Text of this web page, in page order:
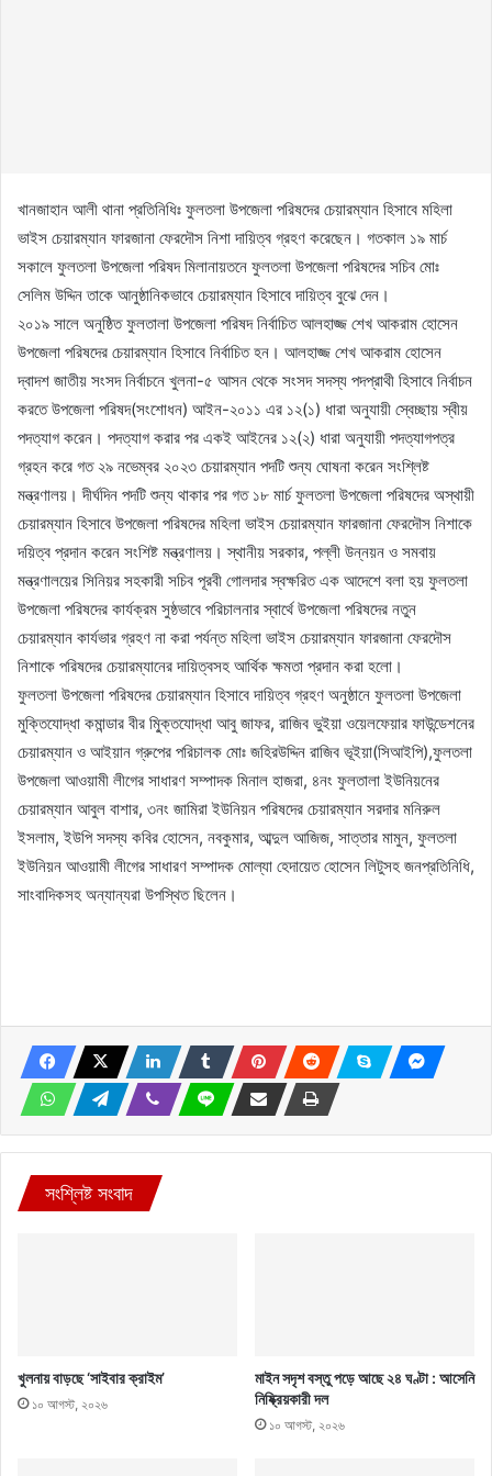
খানজাহান আলী থানা প্রতিনিধিঃ ফুলতলা উপজেলা পরিষদের চেয়ারম্যান হিসাবে মহিলা
ভাইস চেয়ারম্যান ফারজানা ফেরদৌস নিশা দায়িত্ব গ্রহণ করেছেন। গতকাল ১৯ মার্চ
সকালে ফুলতলা উপজেলা পরিষদ মিলানায়তনে ফুলতলা উপজেলা পরিষদের সচিব মোঃ
সেলিম উদ্দিন তাকে আনুষ্ঠানিকভাবে চেয়ারম্যান হিসাবে দায়িত্ব বুঝে দেন।
২০১৯ সালে অনুষ্ঠিত ফুলতালা উপজেলা পরিষদ নির্বাচিত আলহাজ্জ শেখ আকরাম হোসেন
উপজেলা পরিষদের চেয়ারম্যান হিসাবে নির্বাচিত হন। আলহাজ্জ শেখ আকরাম হোসেন
দ্বাদশ জাতীয় সংসদ নির্বাচনে খুলনা-৫ আসন থেকে সংসদ সদস্য পদপ্রাথী হিসাবে নির্বাচন
করতে উপজেলা পরিষদ(সংশোধন) আইন-২০১১ এর ১২(১) ধারা অনুযায়ী স্বেচ্ছায় স্বীয়
পদত্যাগ করেন। পদত্যাগ করার পর একই আইনের ১২(২) ধারা অনুযায়ী পদত্যাগপত্র
গ্রহন করে গত ২৯ নভেম্বর ২০২৩ চেয়ারম্যান পদটি শুন্য ঘোষনা করেন সংশ্লিষ্ট
মন্ত্রণালয়। দীর্ঘদিন পদটি শুন্য থাকার পর গত ১৮ মার্চ ফুলতলা উপজেলা পরিষদের অস্থায়ী
চেয়ারম্যান হিসাবে উপজেলা পরিষদের মহিলা ভাইস চেয়ারম্যান ফারজানা ফেরদৌস নিশাকে
দয়িত্ব প্রদান করেন সংশিষ্ট মন্ত্রণালয়। স্থানীয় সরকার, পল্লী উন্নয়ন ও সমবায়
মন্ত্রণালয়ের সিনিয়র সহকারী সচিব পূরবী গোলদার স্বক্ষরিত এক আদেশে বলা হয় ফুলতলা
উপজেলা পরিষদের কার্যক্রম সুষ্ঠভাবে পরিচালনার স্বার্থে উপজেলা পরিষদের নতুন
চেয়ারম্যান কার্যভার গ্রহণ না করা পর্যন্ত মহিলা ভাইস চেয়ারম্যান ফারজানা ফেরদৌস
নিশাকে পরিষদের চেয়ারম্যানের দায়িত্বসহ আর্থিক ক্ষমতা প্রদান করা হলো।
ফুলতলা উপজেলা পরিষদের চেয়ারম্যান হিসাবে দায়িত্ব গ্রহণ অনুষ্ঠানে ফুলতলা উপজেলা
মুক্তিযোদ্ধা কমান্ডার বীর মু্িক্তযোদ্ধা আবু জাফর, রাজিব ভুইয়া ওয়েলফেয়ার ফাউন্ডেশনের
চেয়ারম্যান ও আইয়ান গ্রুপের পরিচালক মোঃ জহিরউদ্দিন রাজিব ভূইয়া(সিআইপি),ফুলতলা
উপজেলা আওয়ামী লীগের সাধারণ সম্পাদক মিনাল হাজরা, ৪নং ফুলতালা ইউনিয়নের
চেয়ারম্যান আবুল বাশার, ৩নং জামিরা ইউনিয়ন পরিষদের চেয়ারম্যান সরদার মনিরুল
ইসলাম, ইউপি সদস্য কবির হোসেন, নবকুমার, আব্দুল আজিজ, সাত্তার মামুন, ফুলতলা
ইউনিয়ন আওয়ামী লীগের সাধারণ সম্পাদক মোল্যা হেদায়েত হোসেন লিটুসহ জনপ্রতিনিধি,
সাংবাদিকসহ অন্যান্যরা উপস্থিত ছিলেন।
সংশ্লিষ্ট সংবাদ
খুলনায় বাড়ছে ‘সাইবার ক্রাইম’
১০ আগস্ট, ২০২৬
মাইন সদৃশ বস্তু পড়ে আছে ২৪ ঘণ্টা : আসেনি
নিষ্ক্রিয়কারী দল
১০ আগস্ট, ২০২৬